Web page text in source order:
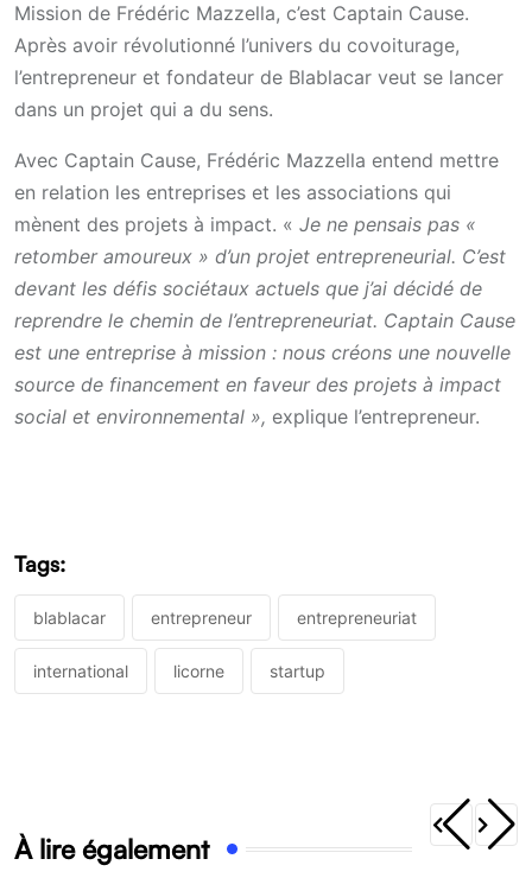
Mission de Frédéric Mazzella, c’est Captain Cause.
Après avoir révolutionné l’univers du covoiturage,
l’entrepreneur et fondateur de Blablacar veut se lancer
dans un projet qui a du sens.
Avec Captain Cause, Frédéric Mazzella entend mettre
en relation les entreprises et les associations qui
mènent des projets à impact. « Je ne pensais pas «
retomber amoureux » d’un projet entrepreneurial. C’est
devant les défis sociétaux actuels que j’ai décidé de
reprendre le chemin de l’entrepreneuriat. Captain Cause
est une entreprise à mission : nous créons une nouvelle
source de financement en faveur des projets à impact
social et environnemental », explique l’entrepreneur.
Tags:
blablacar entrepreneur entrepreneuriat
international licorne startup
À lire également